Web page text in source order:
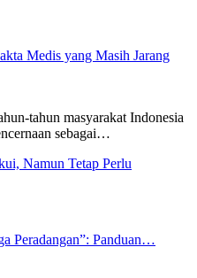
Medis yang Masih Jarang
tahun masyarakat Indonesia
sebagai…
Namun Tetap Perlu
Peradangan”: Panduan…